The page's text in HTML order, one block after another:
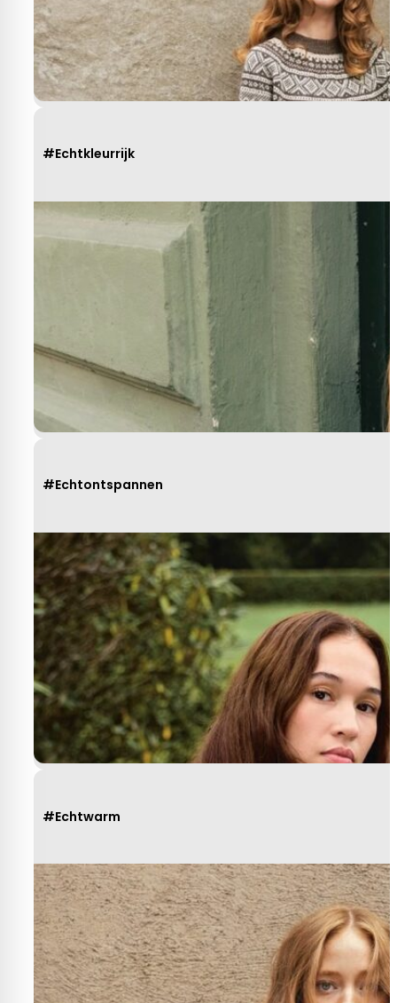
R. van Buel
Heel behulpzaam, goede service mooie
produkten!
Yvonne Claessen
#Echtkleurrijk
#Echtontspannen
#Echtwarm